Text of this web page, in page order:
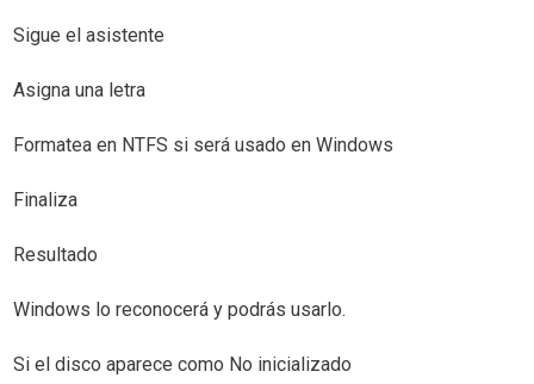
Sigue el asistente
Asigna una letra
Formatea en NTFS si será usado en Windows
Finaliza
Resultado
Windows lo reconocerá y podrás usarlo.
Si el disco aparece como No inicializado